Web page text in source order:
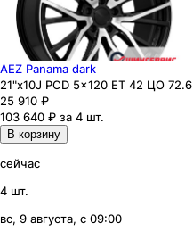
AEZ Panama dark
21"x10J PCD 5x120 ЕТ 42 ЦО 72.6
25 910 ₽
103 640 ₽ за 4 шт.
В корзину
сейчас
4 шт.
вс, 9 августа, с 09:00